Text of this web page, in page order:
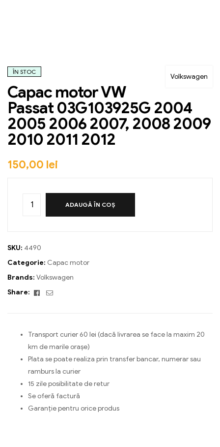
Volkswagen
ÎN STOC
Capac motor VW
Passat 03G103925G 2004
2005 2006 2007, 2008 2009
2010 2011 2012
150,00 lei
ADAUGĂ ÎN COȘ
SKU: 4490
Categorie: Capac motor
Brands: Volkswagen
Share:
Facebook
Email
Transport curier 60 lei (dacă livrarea se face la maxim 20
km de marile orașe)
Plata se poate realiza prin transfer bancar, numerar sau
ramburs la curier
15 zile posibilitate de retur
Se oferă factură
Garanție pentru orice produs